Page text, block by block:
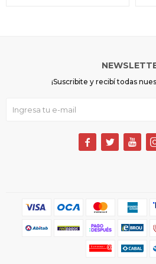
¡Suscribite y recibí todas
  